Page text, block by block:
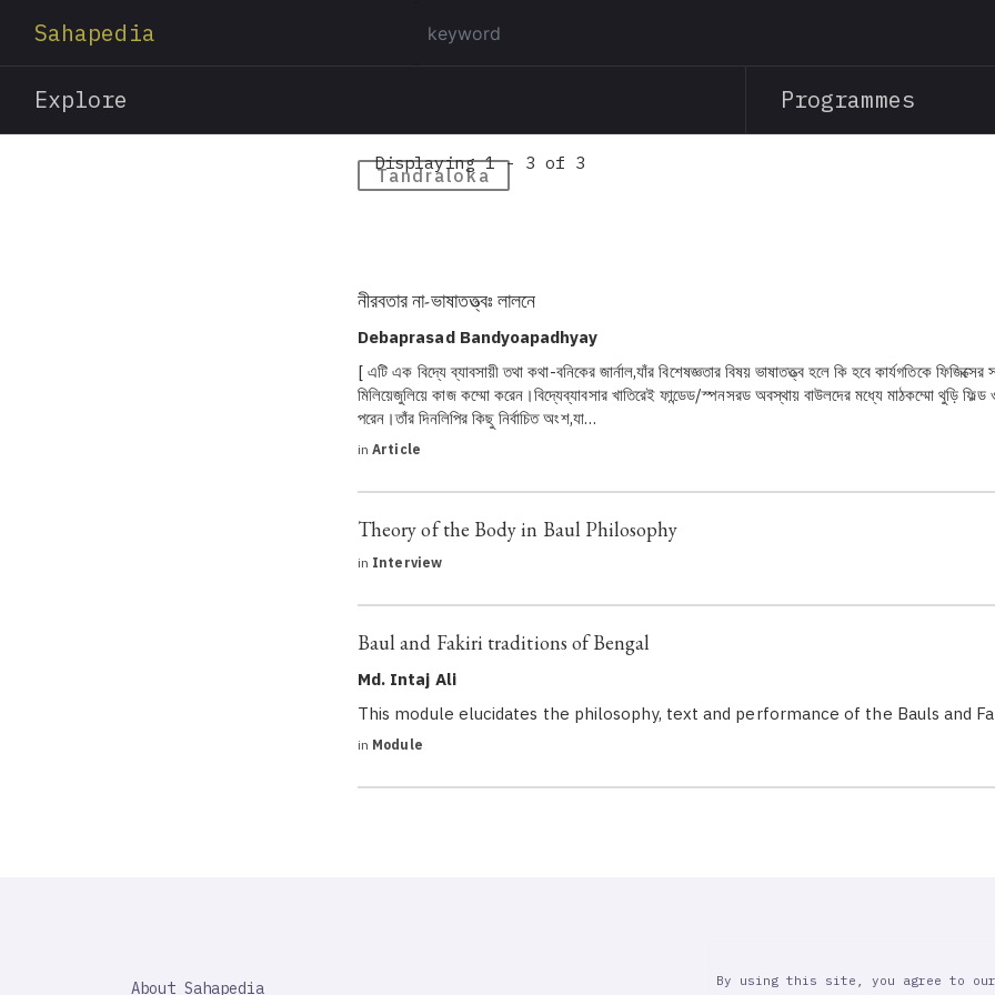
content
Sahapedia
Explore Programmes
Tandraloka
Displaying 1 - 3 of 3
নীরবতার না-ভাষাতত্ত্বঃ লালনে
Debaprasad Bandyoapadhyay
[ এটি এক বিদ্যে ব্যাবসায়ী তথা কথা-বনিকের জার্নাল,যাঁর বিশেষজ্ঞতার বিষয় ভাষাতত্ত্ব হলে কি হবে কার্যগতিকে ফিজিক্সের
মিলিয়েজুলিয়ে কাজ কম্মো করেন।বিদ্যেব্যাবসার খাতিরেই ফান্ডেড/স্পনসরড অবস্থায় বাউলদের মধ্যে মাঠকম্মো থুড়ি ফিল্ড
পরেন।তাঁর দিনলিপির কিছু নির্বাচিত অংশ,যা…
in Article
Theory of the Body in Baul Philosophy
in Interview
Baul and Fakiri traditions of Bengal
Md. Intaj Ali
This module elucidates the philosophy, text and performance of the Bauls and
in Module
About Sahapedia By using this site, you agree to our